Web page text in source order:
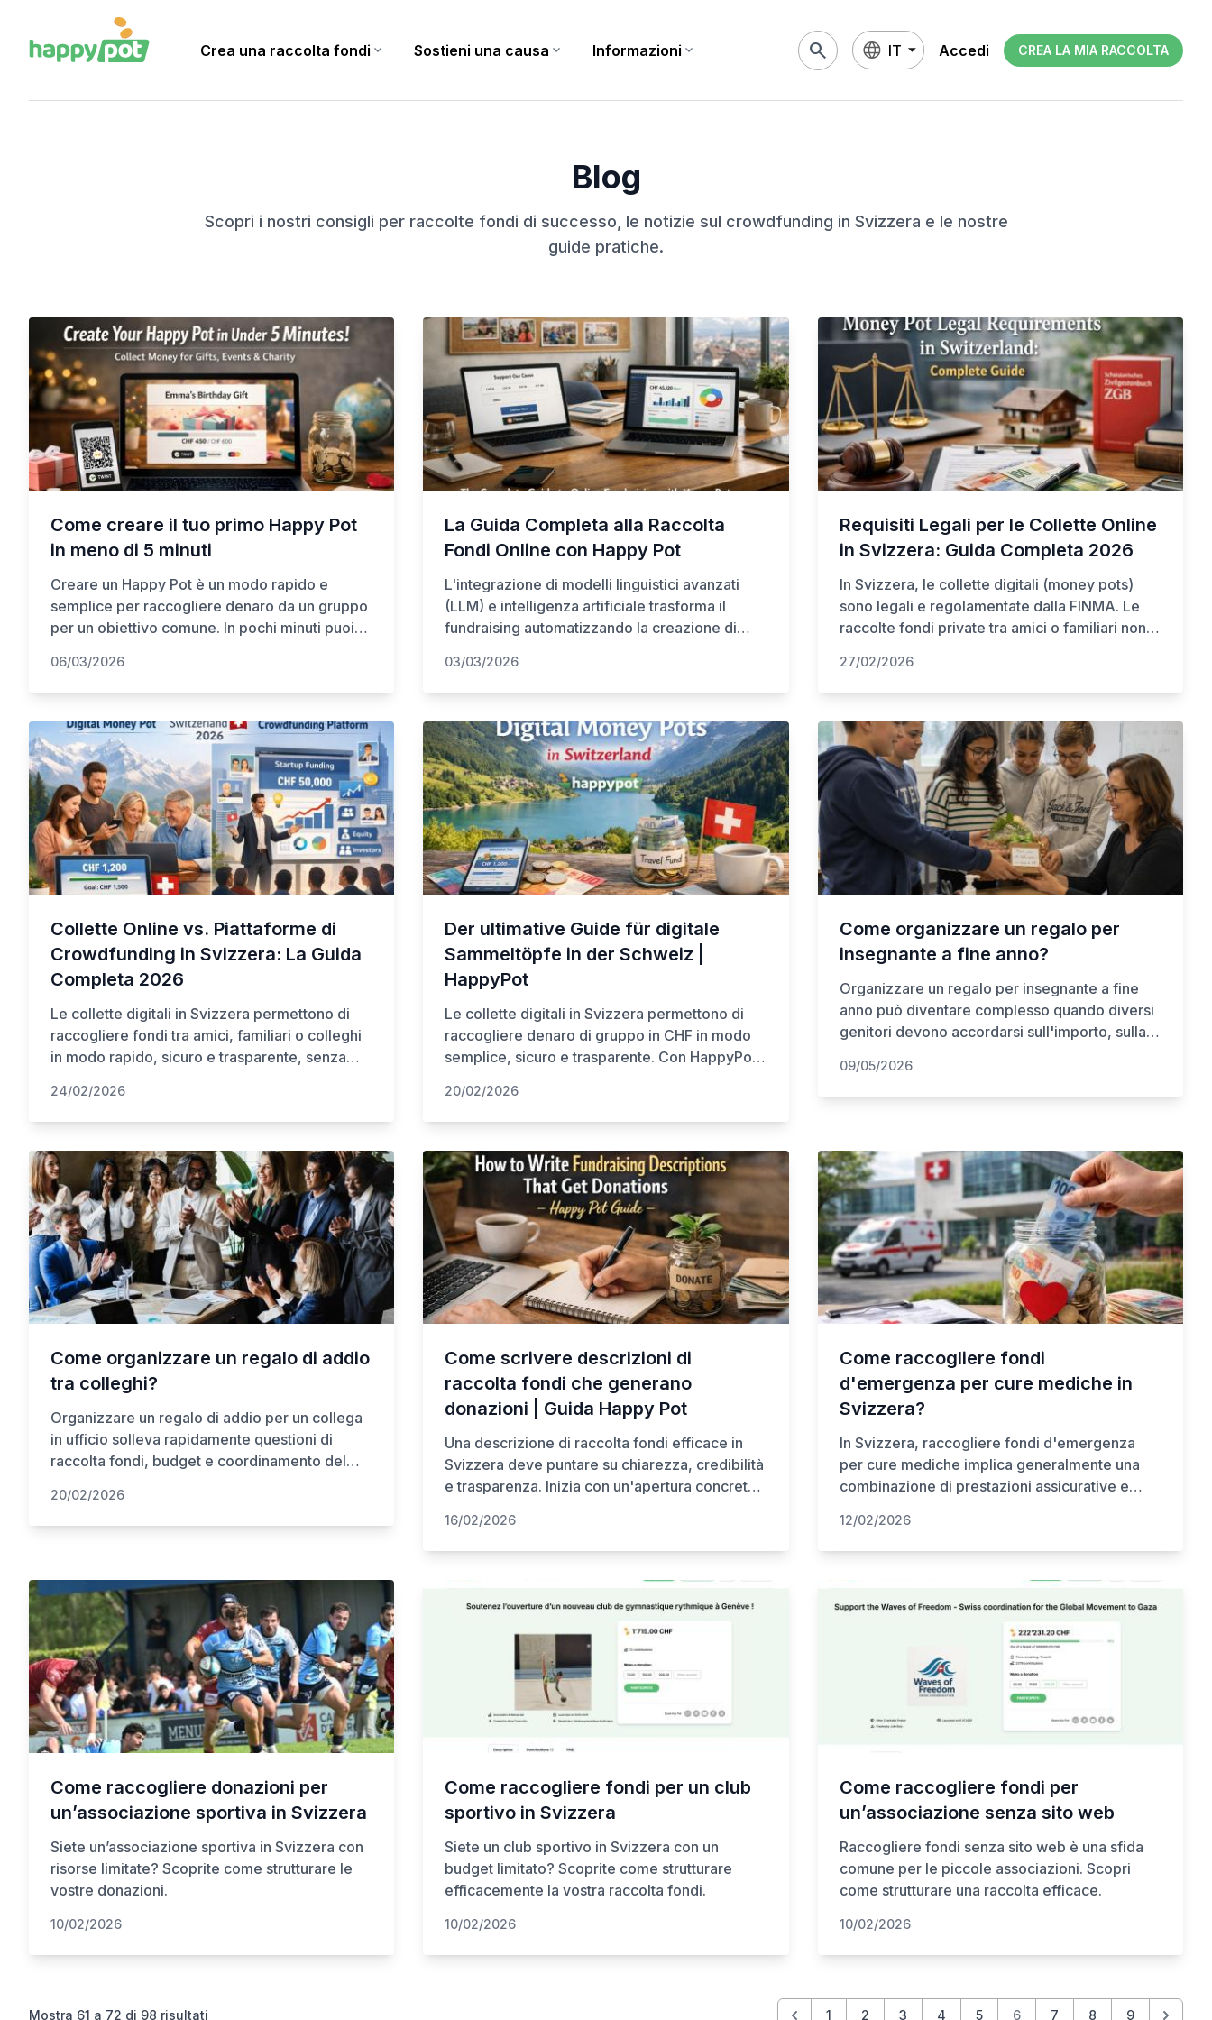
Crea una raccolta fondi expand_more Sostieni una causa expand_more Informazioni expand_more search IT Accedi CREA LA MIA RACCOLTA
Blog
Scopri i nostri consigli per raccolte fondi di successo, le notizie sul crowdfunding in Svizzera e le nostre
guide pratiche.
Come creare il tuo primo Happy Pot
in meno di 5 minuti
Creare un Happy Pot è un modo rapido e
semplice per raccogliere denaro da un gruppo
per un obiettivo comune. In pochi minuti puoi
contributori e monitorare i progressi in un unico
posto. Che si tratti di un regalo di gruppo, una
eventi o un progetto comunitario, le
piattaforme online di raccolta fondi rendono i
contributi trasparenti, sicuri e facili da gestire.
06/03/2026
La Guida Completa alla Raccolta
Fondi Online con Happy Pot
L'integrazione di modelli linguistici avanzati
(LLM) e intelligenza artificiale trasforma il
fundraising automatizzando la creazione di
donatori. Queste tecnologie permettono di
prevedere i momenti migliori per le campagne,
gestire il supporto tramite chatbot intelligenti.
03/03/2026
Requisiti Legali per le Collette Online
in Svizzera: Guida Completa 2026
In Svizzera, le collette digitali (money pots)
sono legali e regolamentate dalla FINMA. Le
raccolte fondi private tra amici o familiari non
abbiano scopo di lucro. Tuttavia, le piattaforme
commerciali devono operare entro il limite
pubblici, oltre il quale è necessaria una licenza
fintech.
27/02/2026
Collette Online vs. Piattaforme di
Crowdfunding in Svizzera: La Guida
Completa 2026
Le collette digitali in Svizzera permettono di
raccogliere fondi tra amici, familiari o colleghi
in modo rapido, sicuro e trasparente, senza
serve per startup o progetti pubblici con
marketing attivo e prevede costi e tempi
regali, eventi privati o emergenze, con
commissioni basse (es. 4,5% su Happy Pot) e
pagamento in CHF senza conversioni.
24/02/2026
Der ultimative Guide für digitale
Sammeltöpfe in der Schweiz |
HappyPot
Le collette digitali in Svizzera permettono di
raccogliere denaro di gruppo in CHF in modo
semplice, sicuro e trasparente. Con HappyPot,
condividere il link o QR Code con amici e
colleghi, ricevere pagamenti tramite TWINT,
debbano registrarsi. I fondi sono protetti su
conti segregati e supervisionati dalla FINMA,
garantendo sicurezza e privacy. Ideale per
regali di gruppo, matrimoni o eventi aziendali.
20/02/2026
Come organizzare un regalo per
insegnante a fine anno?
Organizzare un regalo per insegnante a fine
anno può diventare complesso quando diversi
genitori devono accordarsi sull'importo, sulla
sfide finanziarie e relazionali sono spesso
sottovalutate in Svizzera.
09/05/2026
Come organizzare un regalo di addio
tra colleghi?
Organizzare un regalo di addio per un collega
in ufficio solleva rapidamente questioni di
raccolta fondi, budget e coordinamento del
20/02/2026
Come scrivere descrizioni di
raccolta fondi che generano
donazioni | Guida Happy Pot
Una descrizione di raccolta fondi efficace in
Svizzera deve puntare su chiarezza, credibilità
e trasparenza. Inizia con un'apertura concreta
e perché è necessario aiuto adesso. Descrivi
chiaramente la situazione, incluse la copertura
16/02/2026
Come raccogliere fondi
d'emergenza per cure mediche in
Svizzera?
In Svizzera, raccogliere fondi d'emergenza
per cure mediche implica generalmente una
combinazione di prestazioni assicurative e
l'assicurazione malattia di base (LAMal) è
obbligatoria, i pazienti devono prima verificare
spesso piani di pagamento, e i servizi sociali
possono aiutare a identificare aiuti cantonali,
assistenza sociale o fondi per casi di difficolt
12/02/2026
Come raccogliere donazioni per
un’associazione sportiva in Svizzera
Siete un’associazione sportiva in Svizzera con
risorse limitate? Scoprite come strutturare le
vostre donazioni.
10/02/2026
Come raccogliere fondi per un club
sportivo in Svizzera
Siete un club sportivo in Svizzera con un
budget limitato? Scoprite come strutturare
efficacemente la vostra raccolta fondi.
10/02/2026
Come raccogliere fondi per
un’associazione senza sito web
Raccogliere fondi senza sito web è una sfida
comune per le piccole associazioni. Scopri
come strutturare una raccolta efficace.
10/02/2026
Mostra 61 a 72 di 98 risultati 1 2 3 4 5 6 7 8 9